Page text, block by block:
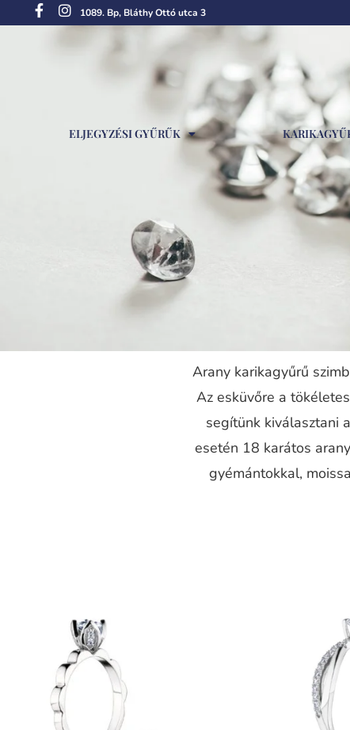
1089. Bp, Bláthy Ottó utca 3
ELJEGYZÉSI GYŰRŰK
Arany karikagyűrű
Az esküvőre a
segítünk kiválasztani
esetén 18 karátos
gyémántokkal,